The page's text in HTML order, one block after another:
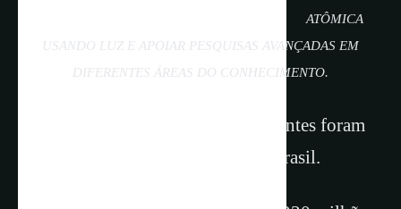
ATÔMICA
USANDO LUZ E APOIAR PESQUISAS AVANÇADAS EM
DIFERENTES ÁREAS DO CONHECIMENTO.
Entre 85% e 90% de seus componentes foram
produzidos ou desenvolvidos no Brasil.